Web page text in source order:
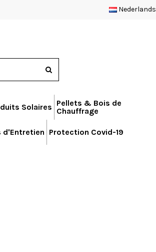
Nederlands
Solaires Pellets & Bois de
Chauffrage
d'Entretien Protection Covid-19